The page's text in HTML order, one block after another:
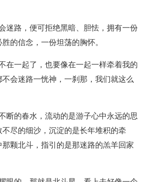
迷路 ，便可拒绝黑暗、胆怯，拥有一份
的信念，一份坦荡的胸怀。
在一起了，也要像在一起一样牵着我的
不会迷路一恍神，一刹那，我们就这么
断的春水，流动的是游子心中永远的思
尽的细沙，沉淀的是长年堆积的牵
颗北斗，指引的是那迷路的羔羊回家